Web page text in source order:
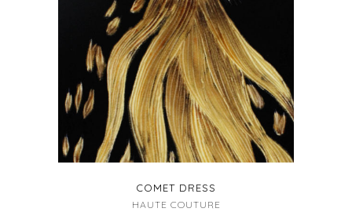
+
COMET DRESS
HAUTE COUTURE